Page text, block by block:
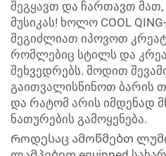
შეგყავთ და ჩართავთ მათ,
მუსიკას! ხოლო COOL
შეგიძლიათ იპოვოთ
რომლებიც სტილს და
შეხვედრებს. მოდით
გაითვალისწინოთ ბარის
და რატომ არის იმდენად
ნათურების გამოყენება.
Როდესაც ამოწმებთ